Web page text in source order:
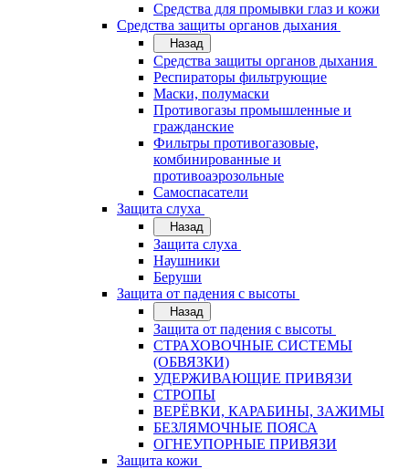
Средства для промывки глаз и кожи
Средства защиты органов дыхания
Назад
Средства защиты органов дыхания
Респираторы фильтрующие
Маски, полумаски
Противогазы промышленные и
гражданские
Фильтры противогазовые,
комбинированные и
противоаэрозольные
Самоспасатели
Защита слуха
Назад
Защита слуха
Наушники
Беруши
Защита от падения с высоты
Назад
Защита от падения с высоты
СТРАХОВОЧНЫЕ СИСТЕМЫ
(ОБВЯЗКИ)
УДЕРЖИВАЮЩИЕ ПРИВЯЗИ
СТРОПЫ
ВЕРЁВКИ, КАРАБИНЫ, ЗАЖИМЫ
БЕЗЛЯМОЧНЫЕ ПОЯСА
ОГНЕУПОРНЫЕ ПРИВЯЗИ
Защита кожи